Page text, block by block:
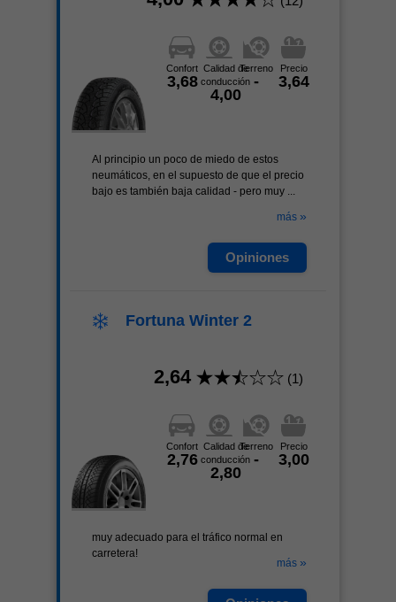
Confort
3,68
Calidad de
conducción
4,00
Terreno
-
Precio
3,64
Al principio un poco de miedo de estos
neumáticos, en el supuesto de que el precio
bajo es también baja calidad - pero muy ...
más »
Opiniones
Fortuna Winter 2
2,64 (1)
Confort
2,76
Calidad de
conducción
2,80
Terreno
-
Precio
3,00
muy adecuado para el tráfico normal en
carretera!
más »